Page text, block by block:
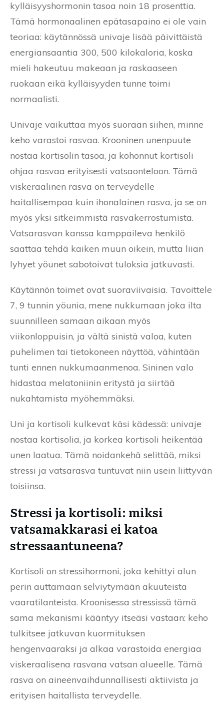
kylläisyyshormonin tasoa noin 18 prosenttia.
Tämä hormonaalinen epätasapaino ei ole vain
teoriaa: käytännössä univaje lisää päivittäistä
energiansaantia 300, 500 kilokaloria, koska
mieli hakeutuu makeaan ja raskaaseen
ruokaan eikä kylläisyyden tunne toimi
normaalisti.
Univaje vaikuttaa myös suoraan siihen, minne
keho varastoi rasvaa. Krooninen unenpuute
nostaa kortisolin tasoa, ja kohonnut kortisoli
ohjaa rasvaa erityisesti vatsaonteloon. Tämä
viskeraalinen rasva on terveydelle
haitallisempaa kuin ihonalainen rasva, ja se on
myös yksi sitkeimmistä rasvakerrostumista.
Vatsarasvan kanssa kamppaileva henkilö
saattaa tehdä kaiken muun oikein, mutta liian
lyhyet yöunet sabotoivat tuloksia jatkuvasti.
Käytännön toimet ovat suoraviivaisia. Tavoittele
7, 9 tunnin yöunia, mene nukkumaan joka ilta
suunnilleen samaan aikaan myös
viikonloppuisin, ja vältä sinistä valoa, kuten
puhelimen tai tietokoneen näyttöä, vähintään
tunti ennen nukkumaanmenoa. Sininen valo
hidastaa melatoniinin eritystä ja siirtää
nukahtamista myöhemmäksi.
Uni ja kortisoli kulkevat käsi kädessä: univaje
nostaa kortisolia, ja korkea kortisoli heikentää
unen laatua. Tämä noidankehä selittää, miksi
stressi ja vatsarasva tuntuvat niin usein liittyvän
toisiinsa.
Stressi ja kortisoli: miksi
vatsamakkarasi ei katoa
stressaantuneena?
Kortisoli on stressihormoni, joka kehittyi alun
perin auttamaan selviytymään akuuteista
vaaratilanteista. Kroonisessa stressissä tämä
sama mekanismi kääntyy itseäsi vastaan: keho
tulkitsee jatkuvan kuormituksen
hengenvaaraksi ja alkaa varastoida energiaa
viskeraalisena rasvana vatsan alueelle. Tämä
rasva on aineenvaihdunnallisesti aktiivista ja
erityisen haitallista terveydelle.